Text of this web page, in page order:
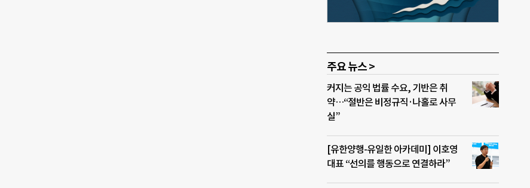
주요 뉴스 >
커지는 공익 법률 수요, 기반은 취
약…“절반은 비정규직·나홀로 사무
실”
[유한양행-유일한 아카데미] 이호영
대표 “선의를 행동으로 연결하라”